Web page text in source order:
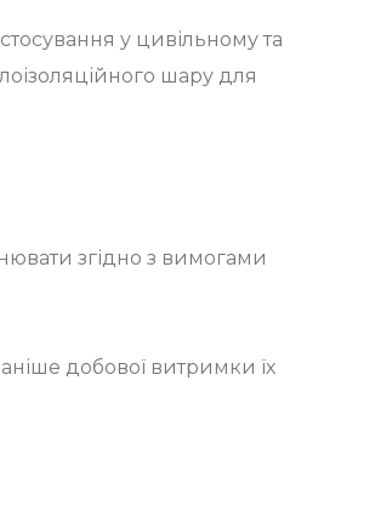
у цивільному та
шару для
згідно з вимогами
добової витримки їх